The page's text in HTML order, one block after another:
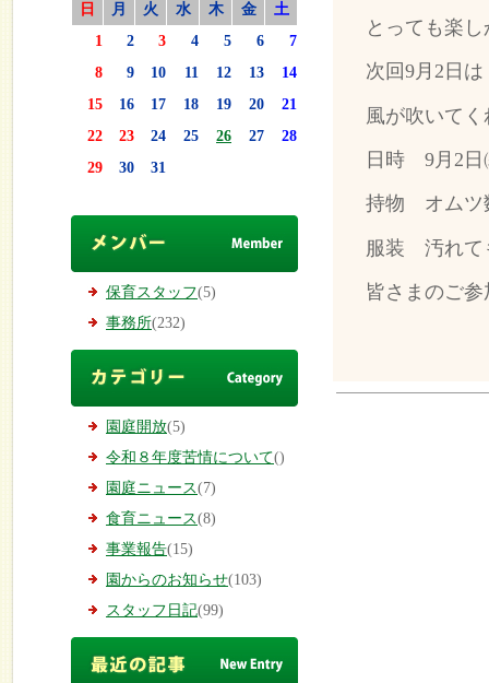
日
月 火 水 木 金
土
1
2 3 4 5 6
7
8
9 10 11 12 13
14
15
16 17 18 19 20
21
22
23 24 25 26 27
28
29
30 31
保育スタッフ(5)
事務所(232)
園庭開放(5)
令和８年度苦情について()
園庭ニュース(7)
食育ニュース(8)
事業報告(15)
園からのお知らせ(103)
スタッフ日記(99)
とっても楽
次回9月2日
風が吹いて
日時 9月2
持物 オム
服装 汚れて
皆さまのご